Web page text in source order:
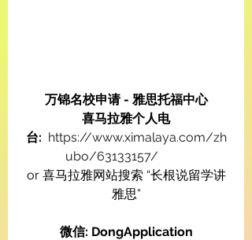
万锦名校申请 - 雅思托福中心
喜马拉雅个人电
台: https://www.ximalaya.com/zh
ubo/63133157/
or 喜马拉雅网站搜索 “长根说留学讲
雅思”
微信: DongApplication